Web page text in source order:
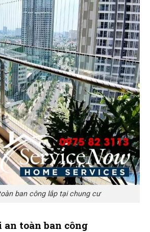
ban công lắp tại chung cư
toàn ban công